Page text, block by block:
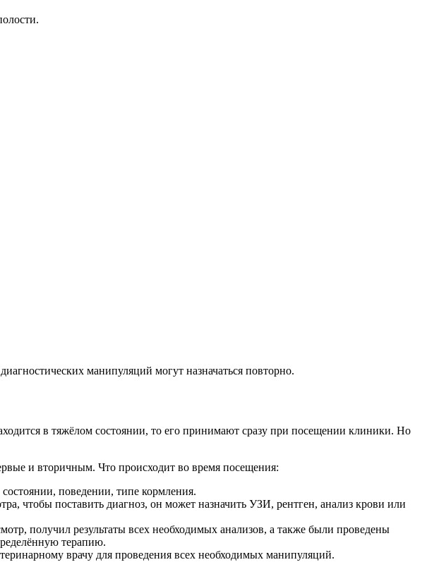
манипуляций могут назначаться повторно.
в тяжёлом состоянии, то его принимают сразу при посещении клиники. Но
и вторичным. Что происходит во время посещения:
поведении, типе кормления.
чтобы поставить диагноз, он может назначить УЗИ, рентген, анализ крови или
получил результаты всех необходимых анализов, а также были проведены
терапию.
врачу для проведения всех необходимых манипуляций.